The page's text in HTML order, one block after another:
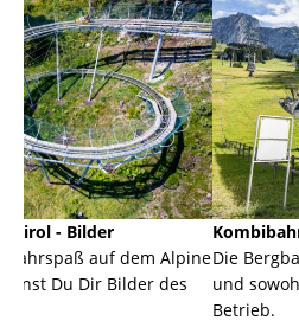
Alpine
des
Kombibahn Karkogel -
Die Bergbahn in Abtenau
und sowohl im Sommer als